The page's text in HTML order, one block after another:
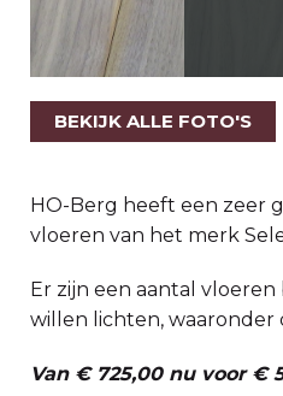
BEKIJK ALLE FOTO'S
HO-Berg heeft een zeer
vloeren van het merk
Er zijn een aantal vloeren
willen lichten, waaronder
Van € 725,00 nu voor €